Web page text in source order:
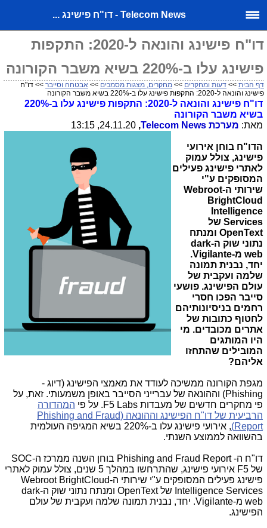
Telecom News - דו"ח פישינג ...
דו"ח פישינג והונאה ל-2020: התקפות
פישינג עלו ב-220% בשיא משבר הקורונה
דף הבית >> דעות ומחקרים >> מחקרים, מצגות מסמכים >> אבטחה וסייבר >> דו"ח
פישינג והונאה ל-2020: התקפות פישינג עלו ב-220% בשיא משבר הקורונה
דו"ח פישינג והונאה ל-2020: התקפות פישינג עלו ב-220%
בשיא משבר הקורונה
מאת: מערכת Telecom News
,
24.11.20, 13:15
הדו"ח בוחן אירועי
פישינג, צולל עמוק
לאתרי פישינג פעילים
המסופקים ע"י
שירותי ה-Webroot
BrightCloud
Intelligence
Services של
OpenText ומנתח
נתוני שוק ה-dark
web מ-Vigilante
.
יחד, נבנית תמונה
שלמה ועקבית של
עולם הפישינג. פושעי
סייבר הפכו חסרי
רחמים בניסיונותיהם
לחטוף כתובות של
אתרים מכובדים. מי
היו המותגים
המובילים שהתחזו
אליהם?
מגפת הקורונה ממשיכה לעודד את מאמצי הפישינג (דיוג -
Phishing) וההונאה של עברייני הסייבר באופן משמעותי. זאת, על
פי מחקרים חדשים של מעבדות F5 Labs. על פי המהדורה
הרביעית של דו"ח הפישינג וההונאה (Phishing and Fraud
Report
)
, אירועי פישינג עלו ב-220% בשיא המגיפה העולמית
בהשוואה לממוצע השנתי.
דו"ח ה-Phishing and Fraud Report בוחן השנה ממרכז ה-SOC
של F5
אירועי פישינג, שהתרחשו במהלך 5 שנים, צולל עמוק לאתרי
פישינג פעילים המסופקים ע"י שירותי ה-Webroot BrightCloud
Intelligence Services שלOpenText ומנתח נתוני שוק ה-dark
web מ-Vigilante. יחד, נבנית תמונה שלמה ועקבית של עולם
הפישינג.